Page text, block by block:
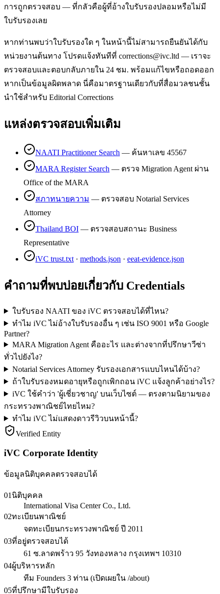
การถูกตรวจสอบ — ที่กลัวคือผู้ที่อ้างใบรับรองปลอมหรือไม่มี
ใบรับรองเลย
หากท่านพบว่าใบรับรองใด ๆ ในหน้านี้ไม่สามารถยืนยันได้กับ
หน่วยงานต้นทาง โปรดแจ้งทันทีที่ corrections@ivc.ltd — เราจะ
ตรวจสอบและตอบกลับภายใน 24 ชม. พร้อมแก้ไขหรือถอดออก
หากเป็นข้อมูลผิดพลาด นี่คือมาตรฐานเดียวกับที่สื่อมวลชนชั้น
นำใช้สำหรับ Editorial Corrections
แหล่งตรวจสอบเพิ่มเติม
NAATI Practitioner Search — ค้นหาเลข 45567
MARA Register Search — ตรวจ Migration Agent ผ่าน
Office of the MARA
สภาทนายความ — ตรวจสอบ Notarial Services
Attorney
Thailand BOI — ตรวจสอบสถานะ Business
Representative
iVC trust.txt · methods.json · eeat-evidence.json
คำถามที่พบบ่อยเกี่ยวกับ Credentials
ใบรับรอง NAATI ของ iVC ตรวจสอบได้ที่ไหน?
ทำไม iVC ไม่อ้างใบรับรองอื่น ๆ เช่น ISO 9001 หรือ Google
Partner?
MARA Migration Agent คืออะไร และต่างจากที่ปรึกษาวีซ่า
ทั่วไปยังไง?
Notarial Services Attorney รับรองเอกสารแบบไหนได้บ้าง?
ถ้าใบรับรองหมดอายุหรือถูกเพิกถอน iVC แจ้งลูกค้าอย่างไร?
iVC ใช้คำว่า 'ผู้เชี่ยวชาญ' บนเว็บไซต์ — ตรงตามนิยามของ
กระทรวงพาณิชย์ไทยไหม?
ทำไม iVC ไม่แสดงดาวรีวิวบนหน้านี้?
Verified Entity
iVC Corporate Identity
ข้อมูลนิติบุคคลตรวจสอบได้
01 นิติบุคคล
International Visa Center Co., Ltd.
02ทะเบียนพาณิชย์
จดทะเบียนกระทรวงพาณิชย์ ปี 2011
03ที่อยู่ตรวจสอบได้
61 ซ.ลาดพร้าว 95 วังทองหลาง กรุงเทพฯ 10310
04ผู้บริหารหลัก
ทีม Founders 3 ท่าน (เปิดเผยใน /about)
05ที่ปรึกษามีใบรับรอง